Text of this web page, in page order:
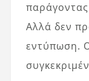
Αλλά δεν
εντύπωση.